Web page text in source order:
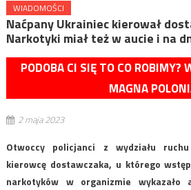
WIADOMOŚCI
Naćpany Ukrainiec kierował
Narkotyki miał też w aucie i na
PODOBA CI SIĘ TO CO ROBIMY?
MAGNA
2 maja 2023
Otwoccy policjanci z wydziału
kierowcę dostawczaka, u którego
narkotyków w organizmie wykazało